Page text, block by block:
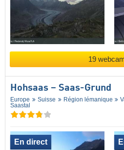
19
Hohsaas – Saas-Grund
Europe Suisse Région lémanique
Saastal
En direct